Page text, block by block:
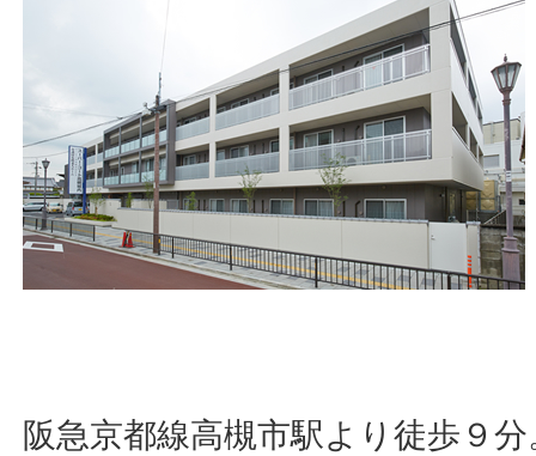
阪急京都線高槻市駅より徒歩９分